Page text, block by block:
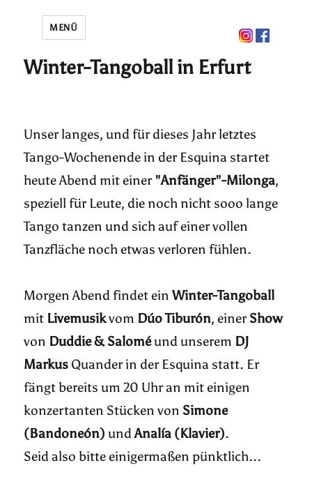
MENÜ
Winter-Tangoball in Erfurt
Unser langes, und für dieses Jahr letztes
Tango-Wochenende in der Esquina startet
heute Abend mit einer "Anfänger"-Milonga,
speziell für Leute, die noch nicht sooo lange
Tango tanzen und sich auf einer vollen
Tanzfläche noch etwas verloren fühlen.
Morgen Abend findet einWinter-Tangoball
mit Livemusikvom Dúo Tiburón, einerShow
von Duddie & Saloméund unserem DJ
Markus Quander in der Esquina statt. Er
fängt bereits um 20 Uhr an mit einigen
konzertanten Stücken von Simone
(Bandoneón) undAnalía (Klavier).
Seid also bitte einigermaßen pünktlich...